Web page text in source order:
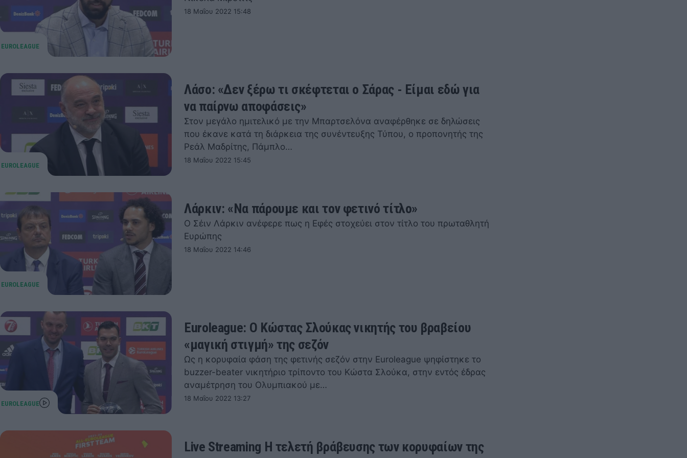
18 Μαΐου 2022 15:48
Λάσο: «Δεν ξέρω τι σκέφτεται ο Σάρας - Είμαι εδώ για
να παίρνω αποφάσεις»
Στον μεγάλο ημιτελικό με την Μπαρτσελόνα αναφέρθηκε σε δηλώσεις
που έκανε κατά τη διάρκεια της συνέντευξης Τύπου, ο προπονητής της
Ρεάλ Μαδρίτης, Πάμπλο…
18 Μαΐου 2022 15:45
Λάρκιν: «Να πάρουμε και τον φετινό τίτλο»
Ο Σέιν Λάρκιν ανέφερε πως η Εφές στοχεύει στον τίτλο του πρωταθλητή
Ευρώπης
18 Μαΐου 2022 14:46
Euroleague: Ο Κώστας Σλούκας νικητής του βραβείου
«μαγική στιγμή» της σεζόν
Ως η κορυφαία φάση της φετινής σεζόν στην Euroleague ψηφίστηκε το
buzzer-beater νικητήριο τρίποντο του Κώστα Σλούκα, στην εντός έδρας
αναμέτρηση του Ολυμπιακού με…
18 Μαΐου 2022 13:27
Live Streaming Η τελετή βράβευσης των κορυφαίων της